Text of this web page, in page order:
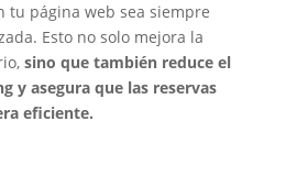
tu página web sea siempre
Esto no solo mejora la
sino que también reduce el
y asegura que las reservas
eficiente.